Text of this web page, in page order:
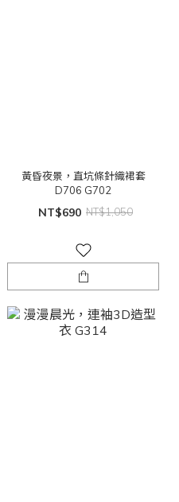
黃昏夜景，直坑條針織裙套
D706 G702
NT$690 NT$1,050